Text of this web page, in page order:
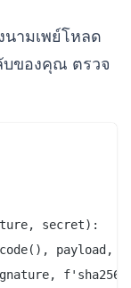
นามเพย์โหลด
บของคุณ ตรวจ
secret):
payload,